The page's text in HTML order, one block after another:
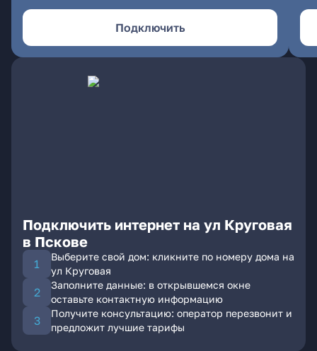
Подключить
Подключить интернет на ул Круговая
в Пскове
Выберите свой дом: кликните по номеру дома на
ул Круговая
Заполните данные: в открывшемся окне
оставьте контактную информацию
Получите консультацию: оператор перезвонит и
предложит лучшие тарифы